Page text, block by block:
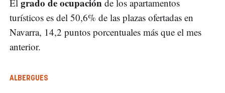
El grado de ocupación de los apartamentos
turísticos es del 50,6% de las plazas ofertadas en
Navarra, 14,2 puntos porcentuales más que el mes
anterior.
ALBERGUES